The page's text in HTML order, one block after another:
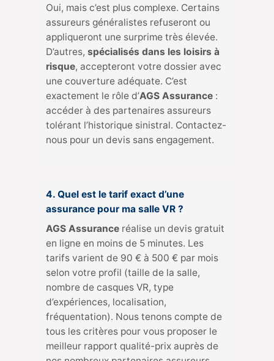
Oui, mais c’est plus complexe. Certains
assureurs généralistes refuseront ou
appliqueront une surprime très élevée.
D’autres, spécialisés dans les loisirs à
risque, accepteront votre dossier avec
une couverture adéquate. C’est
exactement le rôle d’AGS Assurance :
accéder à des partenaires assureurs
tolérant l’historique sinistral. Contactez-
nous pour un devis sans engagement.
4. Quel est le tarif exact d’une
assurance pour ma salle VR ?
AGS Assurance réalise un devis gratuit
en ligne en moins de 5 minutes. Les
tarifs varient de 90 € à 500 € par mois
selon votre profil (taille de la salle,
nombre de casques VR, type
d’expériences, localisation,
fréquentation). Nous tenons compte de
tous les critères pour vous proposer le
meilleur rapport qualité-prix auprès de